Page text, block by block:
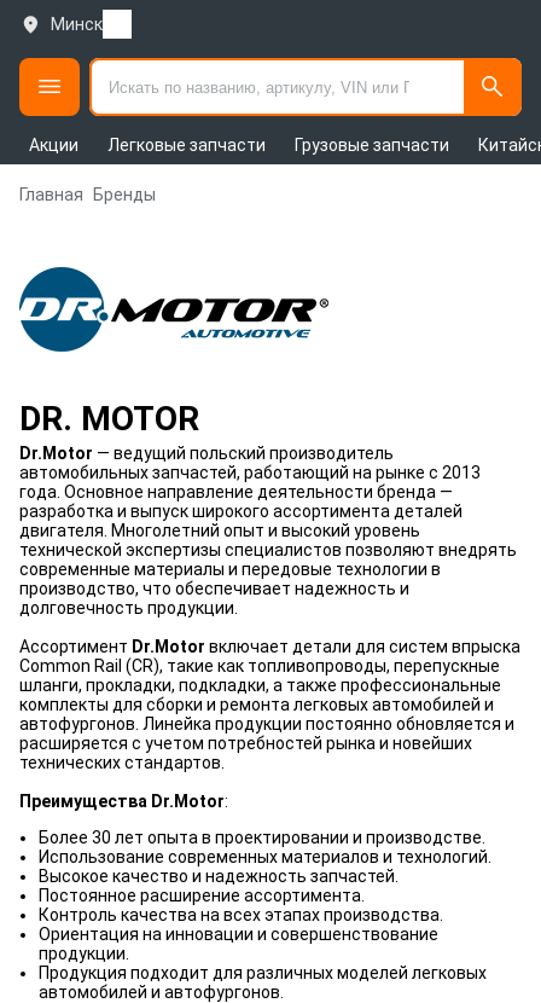
Минск
Акции Легковые запчасти Грузовые запчасти
Главная Бренды
DR. MOTOR
Dr.Motor — ведущий польский производитель
автомобильных запчастей, работающий на рынке с 2013
года. Основное направление деятельности бренда —
разработка и выпуск широкого ассортимента деталей
двигателя. Многолетний опыт и высокий уровень
технической экспертизы специалистов позволяют внедрять
современные материалы и передовые технологии в
производство, что обеспечивает надежность и
долговечность продукции.
Ассортимент Dr.Motor включает детали для систем впрыска
Common Rail (CR), такие как топливопроводы, перепускные
шланги, прокладки, подкладки, а также профессиональные
комплекты для сборки и ремонта легковых автомобилей и
автофургонов. Линейка продукции постоянно обновляется и
расширяется с учетом потребностей рынка и новейших
технических стандартов.
Преимущества Dr.Motor:
Более 30 лет опыта в проектировании и производстве.
Использование современных материалов и технологий.
Высокое качество и надежность запчастей.
Постоянное расширение ассортимента.
Контроль качества на всех этапах производства.
Ориентация на инновации и совершенствование
продукции.
Продукция подходит для различных моделей легковых
автомобилей и автофургонов.